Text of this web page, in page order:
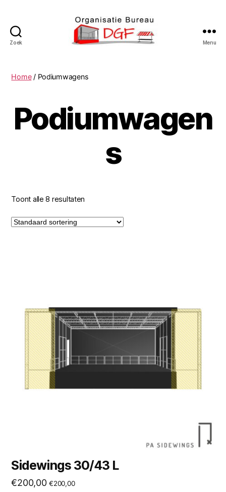
Zoek Menu
Home/ Podiumwagens
Podiumwagen
s
Toont alle 8 resultaten
Sidewings 30/43 L
€200,00 €200,00